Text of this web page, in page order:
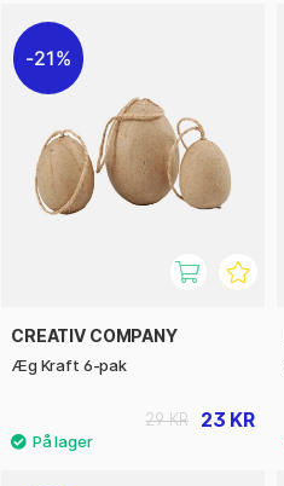
21%
CREATIV COMPANY
Æg Kraft 6-pak
23 KR
29 KR